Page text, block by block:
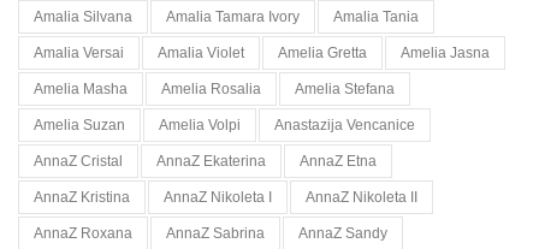
Amalia Silvana Amalia Tamara Ivory Amalia Tania
Amalia Versai Amalia Violet Amelia Gretta Amelia Jasna
Amelia Masha Amelia Rosalia Amelia Stefana
Amelia Suzan Amelia Volpi Anastazija Vencanice
AnnaZ Cristal AnnaZ Ekaterina AnnaZ Etna
AnnaZ Kristina AnnaZ Nikoleta I AnnaZ Nikoleta II
AnnaZ Roxana AnnaZ Sabrina AnnaZ Sandy